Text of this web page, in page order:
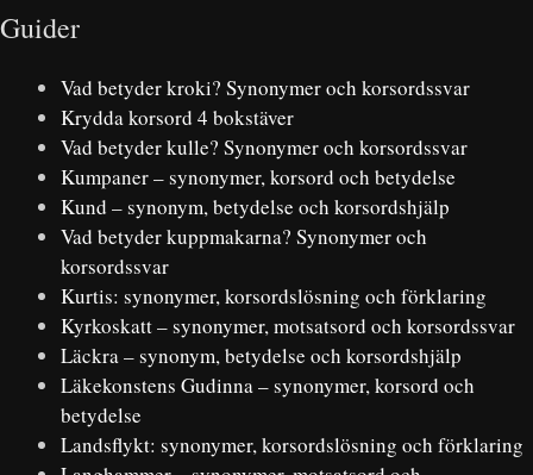
Guider
Vad betyder kroki? Synonymer och korsordssvar
Krydda korsord 4 bokstäver
Vad betyder kulle? Synonymer och korsordssvar
Kumpaner – synonymer, korsord och betydelse
Kund – synonym, betydelse och korsordshjälp
Vad betyder kuppmakarna? Synonymer och
korsordssvar
Kurtis: synonymer, korsordslösning och förklaring
Kyrkoskatt – synonymer, motsatsord och korsordssvar
Läckra – synonym, betydelse och korsordshjälp
Läkekonstens Gudinna – synonymer, korsord och
betydelse
Landsflykt: synonymer, korsordslösning och förklaring